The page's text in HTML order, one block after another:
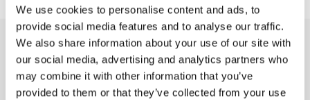
We use cookies to personalise content and ads, to
provide social media features and to analyse our traffic.
We also share information about your use of our site with
our social media, advertising and analytics partners who
may combine it with other information that you’ve
provided to them or that they’ve collected from your use
Planlagte hold og tilmelding